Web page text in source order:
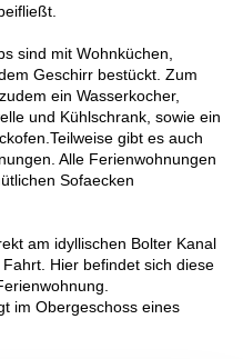
sind mit Wohnküchen,
Geschirr bestückt. Zum
ein Wasserkocher,
und Kühlschrank, sowie ein
gibt es auch
Alle Ferienwohnungen
Sofaecken
am idyllischen Bolter Kanal
Hier befindet sich diese
im Obergeschoss eines